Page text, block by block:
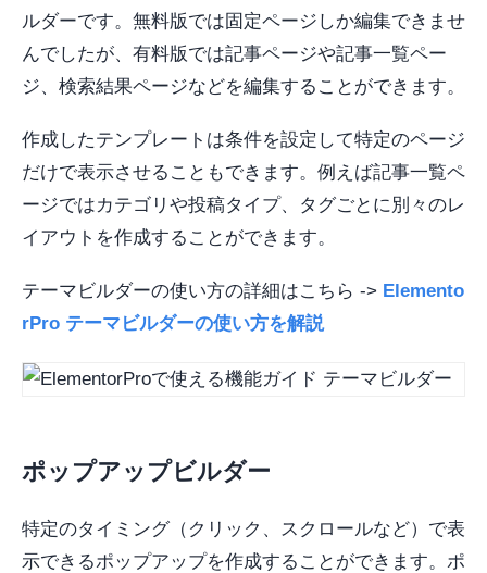
ルダーです。無料版では固定ページしか編集できませ
んでしたが、有料版では記事ページや記事一覧ペー
ジ、検索結果ページなどを編集することができます。
作成したテンプレートは条件を設定して特定のページ
だけで表示させることもできます。例えば記事一覧ペ
ージではカテゴリや投稿タイプ、タグごとに別々のレ
イアウトを作成することができます。
テーマビルダーの使い方の詳細はこちら -> Elemento
rPro テーマビルダーの使い方を解説
ポップアップビルダー
特定のタイミング（クリック、スクロールなど）で表
示できるポップアップを作成することができます。ポ